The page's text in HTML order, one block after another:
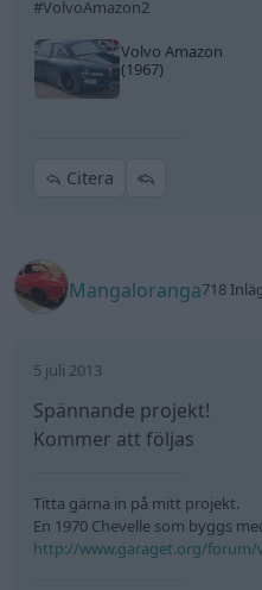
#VolvoAmazon2
Volvo Amazon
(1967)
Citera
Mangaloranga718
5 juli 2013
Spännande projekt!
Kommer att följas
Titta gärna in på mitt projekt.
En 1970 Chevelle som byggs
http://www.garaget.org/forum/